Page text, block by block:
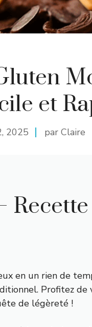
et
2025 par Claire
en un rien de
Profitez
de légèreté !